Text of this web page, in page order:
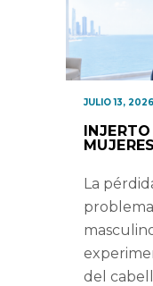
JULIO 13, 2026
La
del